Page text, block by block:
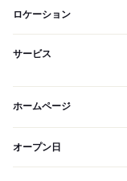
ロケーション
サービス
ホームページ
オープン日